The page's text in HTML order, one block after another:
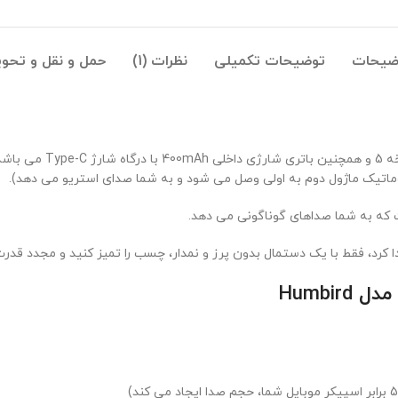
توضیحات تکمیلی نظرات (1) حمل و نقل و
به شما صداهای گوناگونی می دهد.
کرد، فقط با یک دستمال بدون پرز و نمدار، چسب را تمیز کنید و مجدد